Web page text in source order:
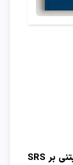
بهترین اپلیکیشن های موبایل مبتنی بر SRS